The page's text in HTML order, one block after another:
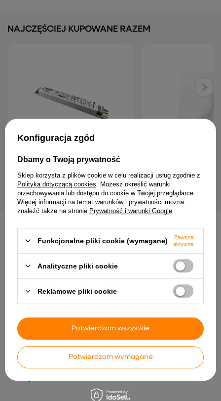
NAJCZĘŚCIEJ KUPOWANE RAZEM
Statecznik elektroniczny TCI BTLT221
99,99 zł 43,98 zł
DAMIK Czujnik czujka PIR
natynkowy sufitowy Dove
360° 2000W biały IP65
39,99 zł
Statecznik elektroniczny MB
213-2 13W
99,99 zł
Konfiguracja zgód
Dbamy o Twoją prywatność
Sklep korzysta z plików cookie w celu realizacji usług zgodnie z
Polityką dotyczącą cookies . Możesz określić warunki
przechowywania lub dostępu do cookie w Twojej przeglądarce.
Więcej informacji na temat warunków i prywatności można
znaleźć także na stronie Prywatność i warunki Google
Funkcjonalne pliki cookie (wymagane)
Zawsze
aktywne
Analityczne pliki cookie
Reklamowe pliki cookie
Potwierdzam wymagane
Potwierdzam wszystkie